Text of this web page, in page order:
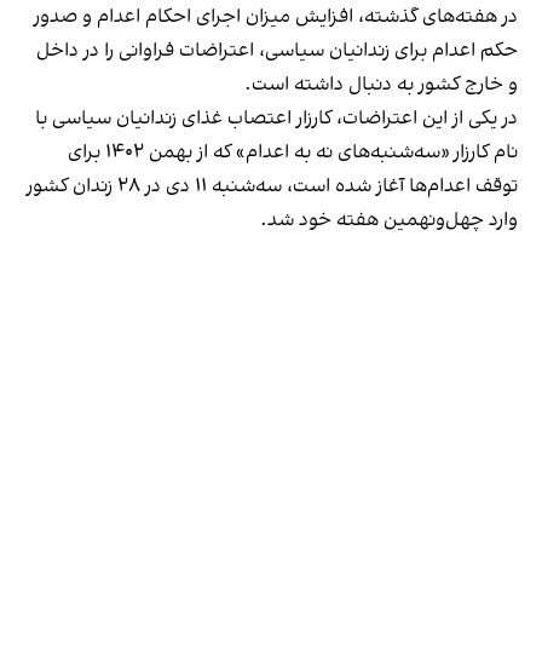
در هفته‌های گذشته، افزایش میزان اجرای احکام اعدام و صدور
حکم اعدام برای زندانیان سیاسی، اعتراضات فراوانی را در داخل
و خارج کشور به دنبال داشته است.
در یکی از این اعتراضات، کارزار اعتصاب غذای زندانیان سیاسی با
نام کارزار «سه‌شنبه‌های نه به اعدام» که از بهمن ۱۴۰۲ برای
توقف اعدام‌ها آغاز شده است، سه‌شنبه ۱۱ دی در ۲۸ زندان کشور
وارد چهل‌ونهمین هفته خود شد.